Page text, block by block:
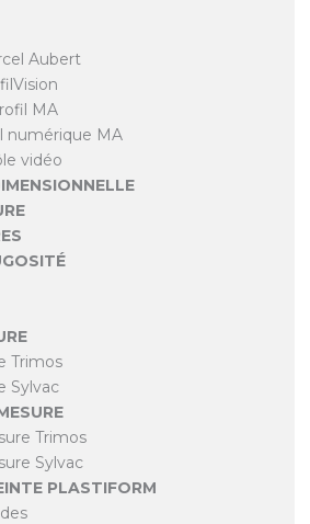
Aubert
MA
numérique MA
vidéo
Trimos
Sylvac
Trimos
Sylvac
PLASTIFORM